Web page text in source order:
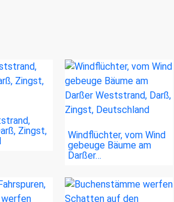
Zingst,
Windflüchter, vom Wind
gebeuge Bäume am
Darßer…